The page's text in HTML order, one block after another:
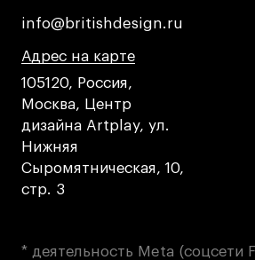
info@britishdesign.ru
info@britishdesign.ru
Адрес на карте
Адрес на карте
Адрес на карте
105120, Россия,
Москва, Центр
дизайна Artplay, ул.
Нижняя
Сыромятническая, 10,
стр. 3
* деятельность Meta (соцсети